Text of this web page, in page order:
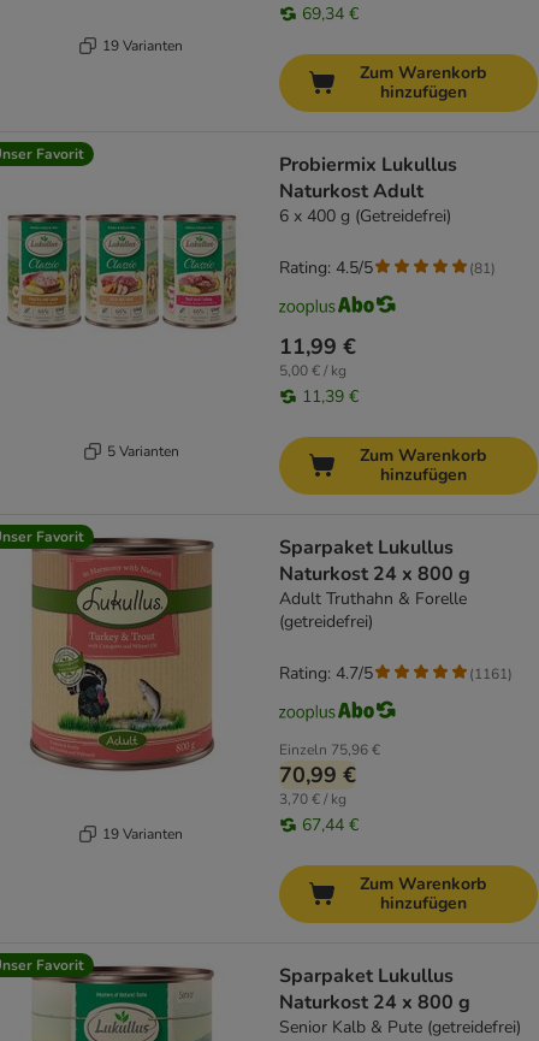
19 Varianten
69,34 €
Zum Warenkorb
hinzufügen
Favorit
5 Varianten
Probiermix Lukullus
Naturkost Adult
6 x 400 g (Getreidefrei)
11,99 €
5,00 € / kg
11,39 €
Rating: 4.5/5 (81)
Zum Warenkorb
hinzufügen
Favorit
19 Varianten
Sparpaket Lukullus
Naturkost 24 x 800 g
Adult Truthahn & Forelle
(getreidefrei)
Einzeln 75,96 €
70,99 €
3,70 € / kg
67,44 €
Rating: 4.7/5 (1161)
Zum Warenkorb
hinzufügen
Favorit
Sparpaket Lukullus
Naturkost 24 x 800 g
Senior Kalb & Pute (getreidefrei)